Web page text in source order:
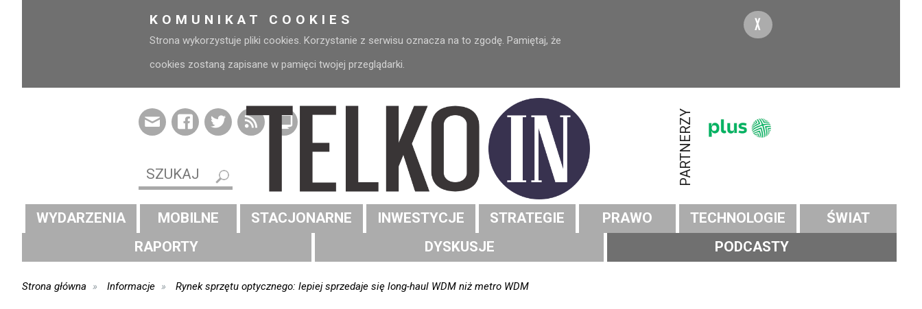
KOMUNIKAT COOKIES
Strona wykorzystuje pliki cookies. Korzystanie z serwisu oznacza na to zgodę. Pamiętaj, że
cookies zostaną zapisane w pamięci twojej przeglądarki.
X
PARTNERZY
WYDARZENIA MOBILNE STACJONARNE INWESTYCJE STRATEGIE PRAWO TECHNOLOGIE
ŚWIAT
RAPORTY
DYSKUSJE PODCASTY
Strona główna Informacje Rynek sprzętu optycznego: lepiej sprzedaje się long-haul WDM niż metro WDM